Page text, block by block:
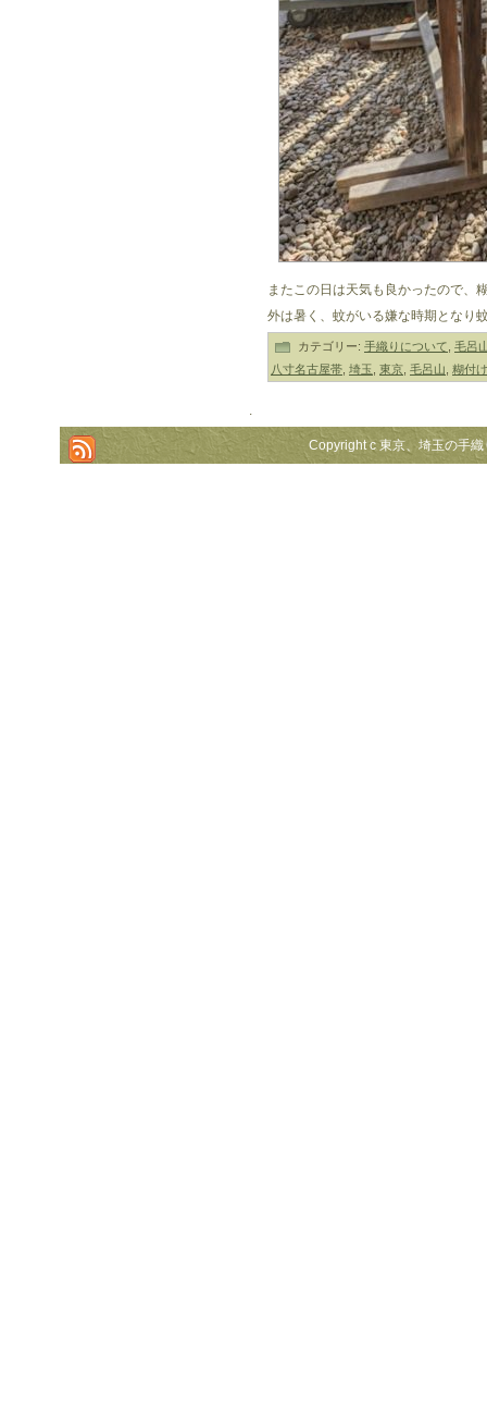
またこの日は天気も良かったので、
外は暑く、蚊がいる嫌な時期となり
カテゴリー: 手織りについて 毛呂
八寸名古屋帯 埼玉 東京 毛呂山 糊付け
.
Copyright c 東京、埼玉の手